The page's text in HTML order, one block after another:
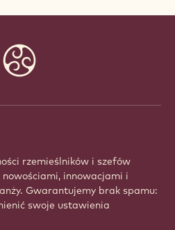
rzemieślników i szefów
innowacjami i
Gwarantujemy brak spamu:
swoje ustawienia